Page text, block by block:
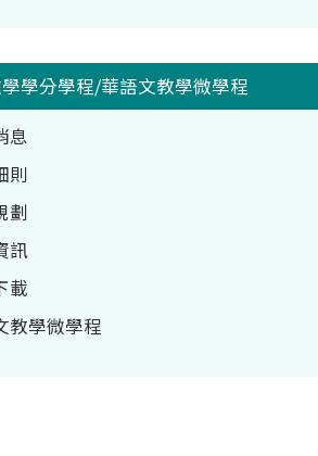
學分學程/華語文教學微學程
息
則
劃
訊
載
教學微學程